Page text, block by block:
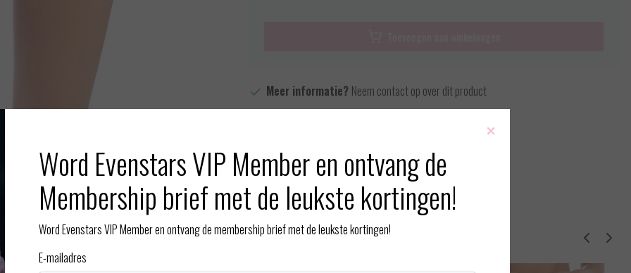
Afbeelding vergroten
Meer informatie? Neem contact op over dit product
bandje. Super leuk bij de Offbeat BH van Freya of een
Gerelateerde producten
×
Word Evenstars VIP Member en ontvang de
Membership brief met de leukste kortingen!
Word Evenstars VIP Member en ontvang de membership brief met de leukste kortingen!
E-mailadres